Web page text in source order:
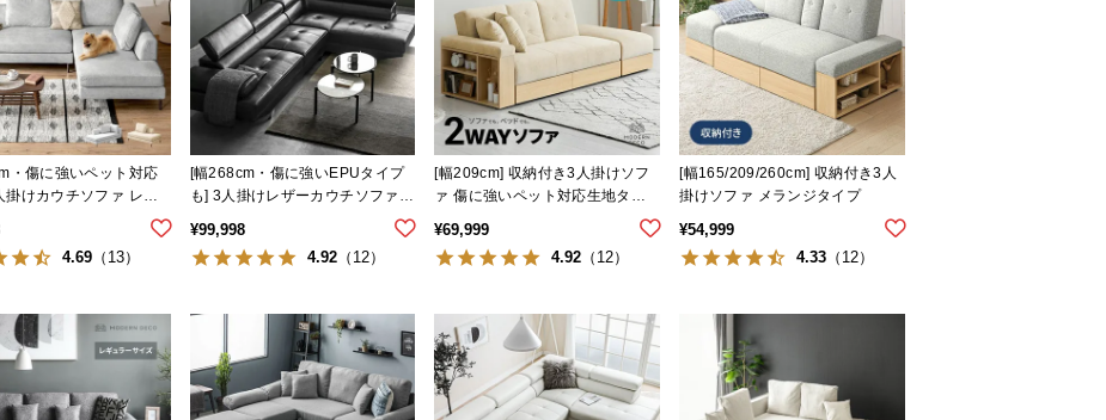
・傷に強いペット対応
掛けカウチソファ レイ
4.69（13）
[幅268cm・傷に強いEPUタイプ
も] 3人掛けレザーカウチソファ
¥99,998
4.92（12）
[幅209cm] 収納付き3人掛けソフ
ァ 傷に強いペット対応生地タイ
¥69,999
4.92 （12）
[幅165/209/260cm] 収納付き3人
掛けソファ メランジタイプ
¥54,999
4.33 （12）